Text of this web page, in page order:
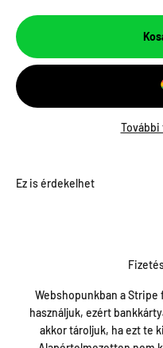
Webshopunkban a
használjuk, ezért
akkor tároljuk, ha ezt te